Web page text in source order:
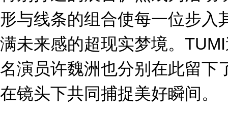
形与线条的组合使每一位步入
满未来感的超现实梦境。
名演员许魏洲也分别在此留下
在镜头下共同捕捉美好瞬间。